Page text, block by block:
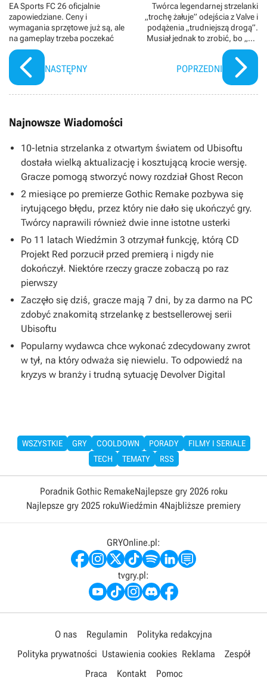
EA Sports FC 26 oficjalnie
zapowiedziane. Ceny i
wymagania sprzętowe już są, ale
na gameplay trzeba poczekać
NASTĘPNY
Twórca legendarnej strzelanki
„trochę żałuje” odejścia z Valve i
podążenia „trudniejszą drogą”.
Musiał jednak to zrobić, bo „CS
osiągnął szczyt”
POPRZEDNI
Najnowsze Wiadomości
10-letnia strzelanka z otwartym światem od Ubisoftu
dostała wielką aktualizację i kosztującą krocie wersję.
Gracze pomogą stworzyć nowy rozdział Ghost Recon
2 miesiące po premierze Gothic Remake pozbywa się
irytującego błędu, przez który nie dało się ukończyć gry.
Twórcy naprawili również dwie inne istotne usterki
Po 11 latach Wiedźmin 3 otrzymał funkcję, którą CD
Projekt Red porzucił przed premierą i nigdy nie
dokończył. Niektóre rzeczy gracze zobaczą po raz
pierwszy
Zaczęło się dziś, gracze mają 7 dni, by za darmo na PC
zdobyć znakomitą strzelankę z bestsellerowej serii
Ubisoftu
Popularny wydawca chce wykonać zdecydowany zwrot
w tył, na który odważa się niewielu. To odpowiedź na
kryzys w branży i trudną sytuację Devolver Digital
WSZYSTKIE GRY COOLDOWN PORADY
FILMY I SERIALE
TECH
TEMATY RSS
Poradnik Gothic RemakeNajlepsze gry 2026 roku
Najlepsze gry 2025 rokuWiedźmin 4Najbliższe premiery
GRYOnline.pl:
tvgry.pl:
O nas Regulamin
Polityka redakcyjna
Polityka prywatności Ustawienia cookies Reklama
Zespół
Praca
Kontakt Pomoc